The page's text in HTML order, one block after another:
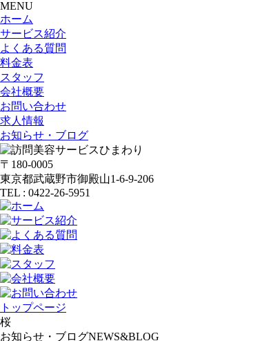
MENU
ホーム
サービス紹介
よくある質問
料金表
スタッフ
会社概要
お問い合わせ
求人情報
お知らせ・ブログ
〒180-0005
東京都武蔵野市御殿山1-6-9-206
TEL : 0422-26-5951
トップページ
桜
お知らせ・ブログNEWS&BLOG